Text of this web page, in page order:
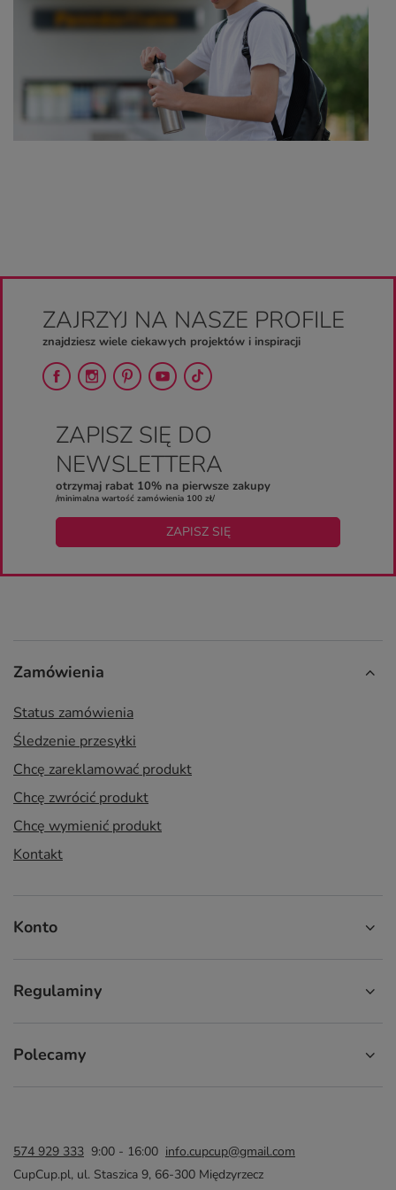
ZAJRZYJ NA NASZE PROFILE
znajdziesz wiele ciekawych projektów i inspiracji
ZAPISZ SIĘ DO
NEWSLETTERA
otrzymaj rabat 10% na pierwsze zakupy
/minimalna wartość zamówienia 100 zł/
ZAPISZ SIĘ
Zamówienia
Status zamówienia
Śledzenie przesyłki
Chcę zareklamować produkt
Chcę zwrócić produkt
Chcę wymienić produkt
Kontakt
Konto
Regulaminy
Polecamy
574 929 333 9:00 - 16:00 info.cupcup@gmail.com
CupCup.pl, ul. Staszica 9, 66-300 Międzyrzecz